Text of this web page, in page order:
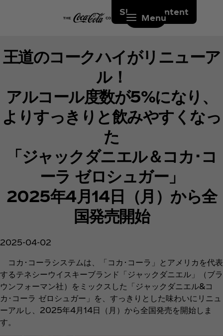
Skip to content
Menu
王道のコークハイがリニューア
ル！
アルコール度数が5%になり、
よりすっきりと飲みやすくなっ
た
「ジャックダニエル＆コカ･コ
ーラ ゼロシュガー」
2025年4月14日（月）から全
国発売開始
2025-04-02
コカ･コーラシステムは、「コカ･コーラ」とアメリカを代表
するテネシーウイスキーブランド「ジャックダニエル」（ブラ
ウンフォーマン社）をミックスした「ジャックダニエル&コ
カ･コーラ ゼロシュガー」を、すっきりとした味わいにリニュ
ーアルし、2025年4月14日（月）から全国発売を開始しま
す。